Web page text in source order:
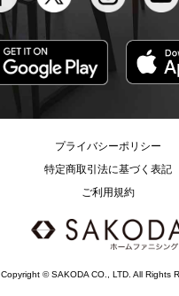
プライバシーポリシー
特定商取引法に基づく表記
ご利用規約
Copyright © SAKODA CO., LTD. All Rights